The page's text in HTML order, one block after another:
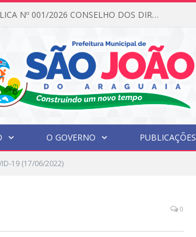
EDITAL DE CHAMADA PÚBLICA Nº 001/2026 CONSELHO DOS DIREITOS DA CRIANÇA E DO ADOLESCENTE
O GOVERNO PUBLICAÇÕES
19 (17/06/2022)
0